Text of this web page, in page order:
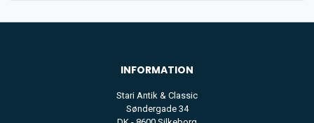
INFORMATION
Stari Antik & Classic
Søndergade 34